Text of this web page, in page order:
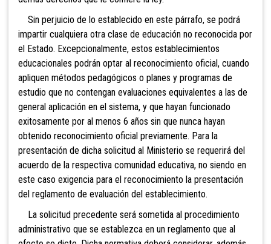
Sin perjuicio de lo establecido en este párrafo, se podrá
impartir cualquiera otra clase de educación no reconocida por
el Estado. Excepcionalmente, estos establecimientos
educacionales podrán optar al reconocimiento oficial, cuando
apliquen métodos pedagógicos o planes y programas de
estudio que no contengan evaluaciones equivalentes a las de
general aplicación en el sistema, y que hayan funcionado
exitosamente por al menos 6 años sin que nunca hayan
obtenido reconocimiento oficial previamente. Para la
presentación de dicha solicitud al Ministerio se requerirá del
acuerdo de la respectiva comunidad educativa, no siendo en
este caso exigencia para el reconocimiento la presentación
del reglamento de evaluación del establecimiento.
La solicitud precedente será sometida al procedimiento
administrativo que se establezca en un reglamento que al